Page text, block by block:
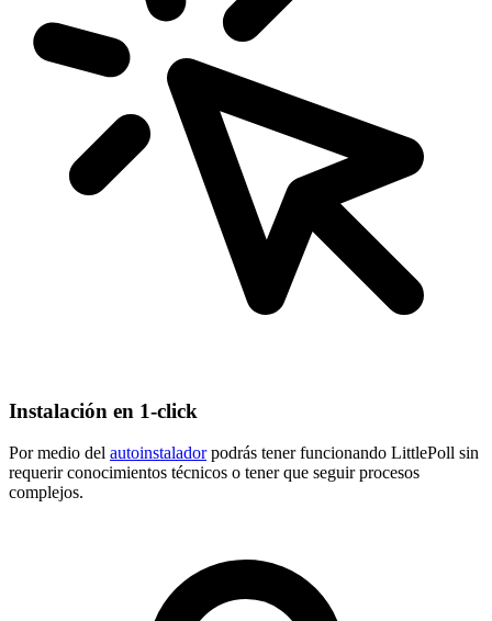
Instalación en 1-click
Por medio del autoinstaladorpodrás tener funcionando LittlePoll sin
requerir conocimientos técnicos o tener que seguir procesos
complejos.